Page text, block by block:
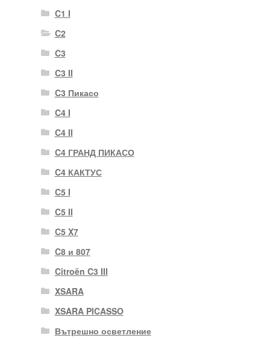
C1 I
C2
C3
C3 II
C3 Пикасо
C4 I
C4 II
C4 ГРАНД ПИКАСО
C4 КАКТУС
C5 I
C5 II
C5 X7
C8 и 807
Citroën C3 III
XSARA
XSARA PICASSO
Вътрешно осветление